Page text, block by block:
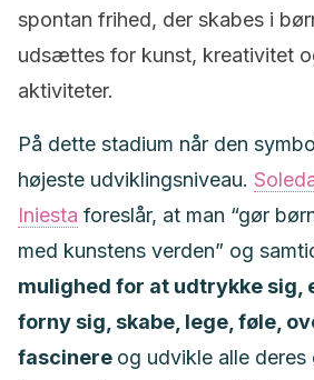
spontan frihed, der skabes i
udsættes for kunst, kreativitet
aktiviteter.
På dette stadium når den
højeste udviklingsniveau.
Iniesta foreslår, at man “gør
med kunstens verden” og
mulighed for at udtrykke sig,
forny sig, skabe, lege, føle,
fascinere og udvikle alle deres